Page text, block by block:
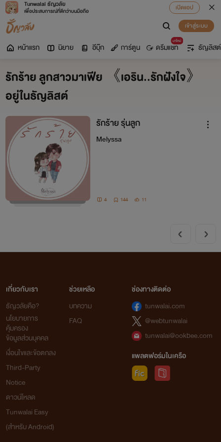
Tunwalai ธัญวลัย
เพื่อประสบการณ์ที่ดีกว่าบนมือถือ
เปิดแอป
เข้าสู่ระบบ
หน้าแรก นิยาย อีบุ๊ก การ์ตูน
มาใหม่
ดรีมแชท ธัญลิสต์
รักร้าย ลูกสาวมาเฟีย 《เอริน..รักฝังใจ》
อยู่ในธัญลิสต์
รักร้าย รุ่นลูก
Melyssa
4 144 11
เกี่ยวกับเรา
ธัญวลัยคือ?
นโยบายการ
คุ้มครอง
ข้อมูลส่วนบุคคล
เงื่อนไขและข้อตกลง
Third-Party
Notice
ดาวน์โหลด
Tunwalai Easy
(สำหรับ Android)
ช่วยเหลือ
บทความ
FAQ
ช่องทางติดต่อ
tunwalai.com
@webtunwalai
tunwalai@ookbee.com
แพลตฟอร์มในเครือ